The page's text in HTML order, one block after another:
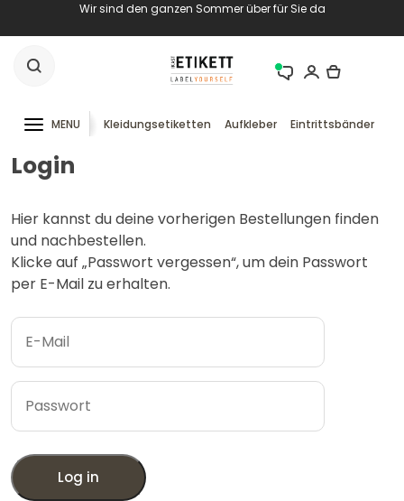
Wir sind den ganzen Sommer über für Sie da
MENU Kleidungsetiketten Aufkleber Eintrittsbänder
Login
Hier kannst du deine vorherigen Bestellungen finden
und nachbestellen.
Klicke auf „Passwort vergessen“, um dein Passwort
per E-Mail zu erhalten.
Log in